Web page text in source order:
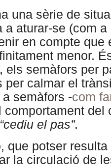
una sèrie de
a aturar-se (com
en compte que
menor.
, els semàfors per
per calmar el
semàfors -com
comportament del
“cediu el pas”.
que potser
la circulació de